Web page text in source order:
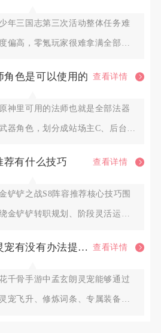
少年三国志第三次活动整体任务难
度偏高，零氪玩家很难拿满全部档
色是可以使用的 查看详情
原神里可用的法师也就是全部法器
器角色，划分成站场主C、后台副
荐有什么技巧 查看详情
铲铲之战S8阵容推荐核心技巧围
金铲铲转职规划、阶段灵活运
花千骨手游孟玄朗灵宠有没有办法提高其出战的生存能力 查看详情
千骨手游中孟玄朗灵宠能够通过
灵宠飞升、修炼词条、专属装备洗